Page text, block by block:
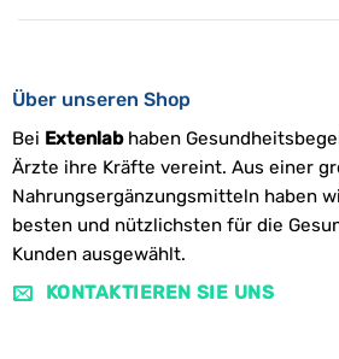
Über unseren Shop
Bei Extenlabhaben
Ärzte ihre Kräfte vereint. Aus einer
Nahrungsergänzungsmitteln haben
besten und nützlichsten für die
Kunden ausgewählt.
KONTAKTIEREN SIE UNS